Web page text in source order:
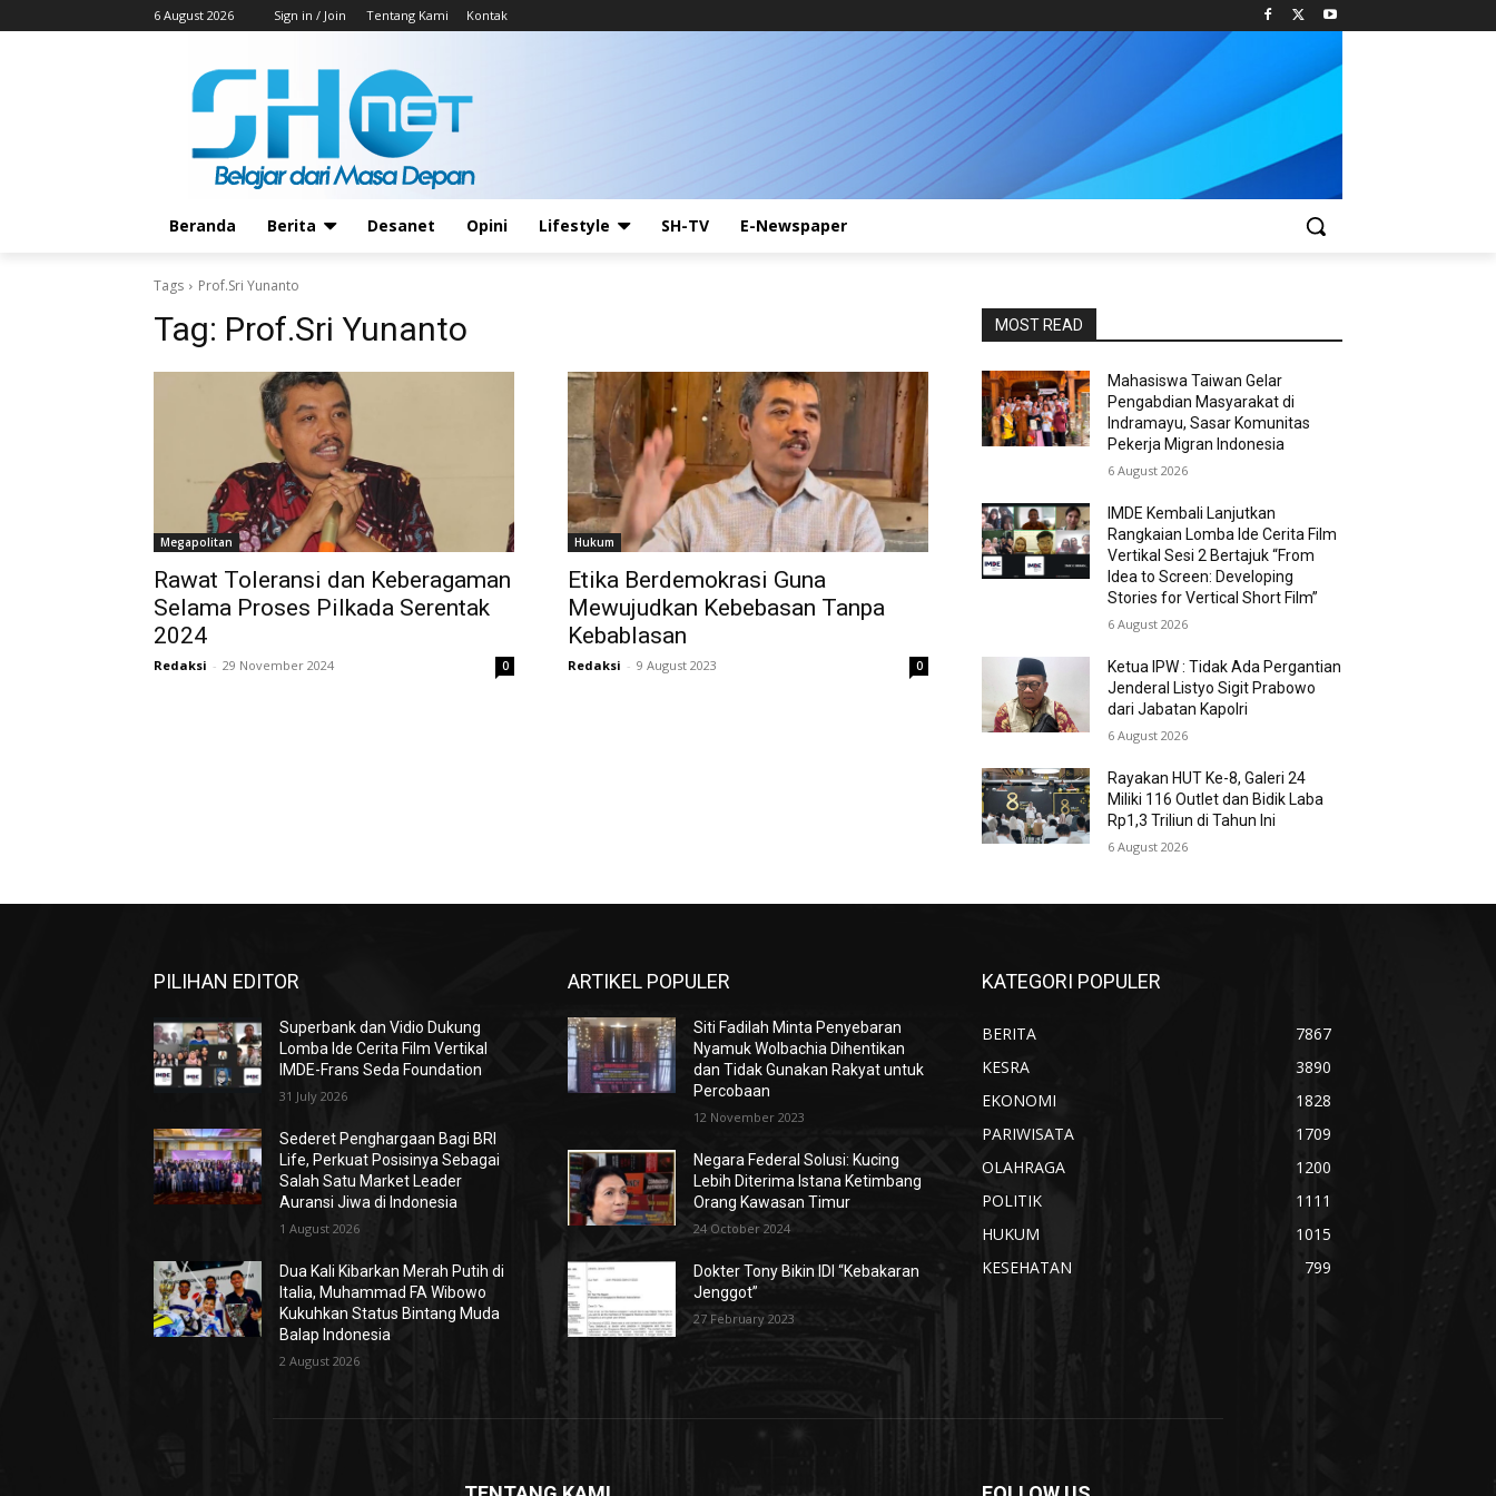
6 August 2026 Sign in / Join Tentang Kami Kontak
Beranda Berita Desanet Opini Lifestyle SH-TV E-Newspaper
Tags Prof.Sri Yunanto
Tag: Prof.Sri Yunanto
Megapolitan
Rawat Toleransi dan Keberagaman
Selama Proses Pilkada Serentak
2024
Redaksi - 29 November 2024 0
Hukum
Etika Berdemokrasi Guna
Mewujudkan Kebebasan Tanpa
Kebablasan
Redaksi - 9 August 2023 0
MOST READ
Mahasiswa Taiwan Gelar
Pengabdian Masyarakat di
Indramayu, Sasar Komunitas
Pekerja Migran Indonesia
6 August 2026
IMDE Kembali Lanjutkan
Rangkaian Lomba Ide Cerita Film
Vertikal Sesi 2 Bertajuk “From
Idea to Screen: Developing
Stories for Vertical Short Film”
6 August 2026
Ketua IPW : Tidak Ada Pergantian
Jenderal Listyo Sigit Prabowo
dari Jabatan Kapolri
6 August 2026
Rayakan HUT Ke-8, Galeri 24
Miliki 116 Outlet dan Bidik Laba
Rp1,3 Triliun di Tahun Ini
6 August 2026
PILIHAN EDITOR
Superbank dan Vidio Dukung
Lomba Ide Cerita Film Vertikal
IMDE-Frans Seda Foundation
31 July 2026
Sederet Penghargaan Bagi BRI
Life, Perkuat Posisinya Sebagai
Salah Satu Market Leader
Auransi Jiwa di Indonesia
1 August 2026
Dua Kali Kibarkan Merah Putih di
Italia, Muhammad FA Wibowo
Kukuhkan Status Bintang Muda
Balap Indonesia
2 August 2026
ARTIKEL POPULER
Siti Fadilah Minta Penyebaran
Nyamuk Wolbachia Dihentikan
dan Tidak Gunakan Rakyat untuk
Percobaan
12 November 2023
Negara Federal Solusi: Kucing
Lebih Diterima Istana Ketimbang
Orang Kawasan Timur
24 October 2024
Dokter Tony Bikin IDI “Kebakaran
Jenggot”
27 February 2023
KATEGORI POPULER
BERITA
7867
KESRA
3890
EKONOMI
1828
PARIWISATA
1709
OLAHRAGA
1200
POLITIK
1111
HUKUM
1015
KESEHATAN
799